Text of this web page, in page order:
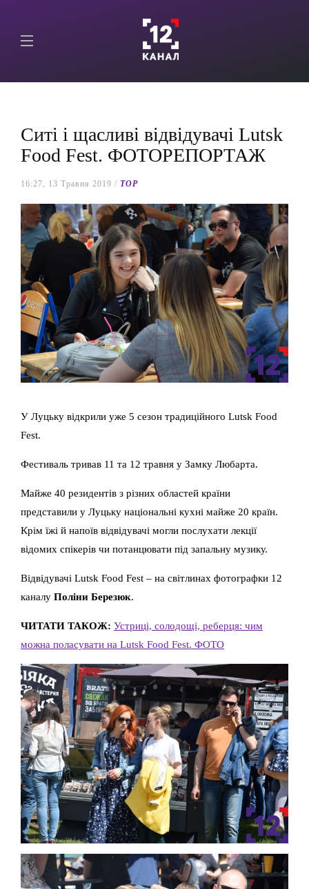
Ситі і щасливі відвідувачі Lutsk
Food Fest. ФОТОРЕПОРТАЖ
16:27, 13 Травня 2019 / TOP
У Луцьку відкрили уже 5 сезон традиційного Lutsk Food
Fest.
Фестиваль тривав 11 та 12 травня у Замку Любарта.
Майже 40 резидентів з різних областей країни
представили у Луцьку національні кухні майже 20 країн.
Крім їжі й напоїв відвідувачі могли послухати лекції
відомих спікерів чи потанцювати під запальну музику.
Відвідувачі Lutsk Food Fest – на світлинах фотографки 12
каналу Поліни Березюк.
ЧИТАТИ ТАКОЖ: Устриці, солодощі, реберця: чим
можна поласувати на Lutsk Food Fest. ФОТО